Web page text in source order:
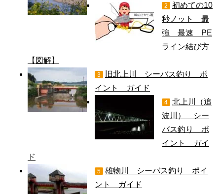
2
初めての10
秒ノット 最
強 最速 PE
ライン結び方
【図解】
3
旧北上川 シーバス釣り ポ
イント ガイド
4
北上川（追
波川） シー
バス釣り ポ
イント ガイ
ド
5
雄物川 シーバス釣り ポイ
ント ガイド